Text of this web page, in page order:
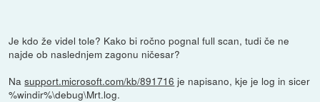
Je kdo že videl tole? Kako bi ročno pognal full scan, tudi če ne
najde ob naslednjem zagonu ničesar?
Nasupport.microsoft.com/kb/891716 je napisano, kje je log in sicer
%windir%\debug\Mrt.log.